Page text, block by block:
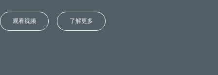
观看视频 了解更多